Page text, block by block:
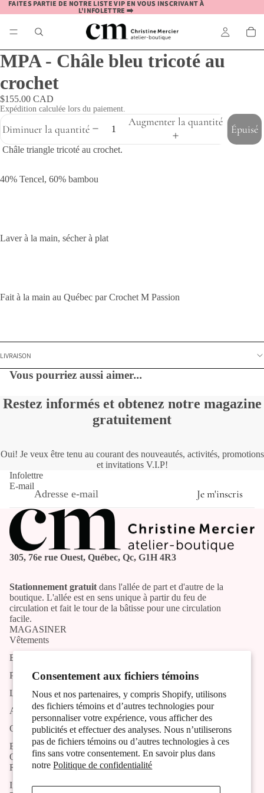
Consentement aux fichiers témoins
Nous et nos partenaires, y compris Shopify, utilisons
des fichiers témoins et d’autres technologies pour
personnaliser votre expérience, vous afficher des
publicités et effectuer des analyses. Nous n’utiliserons
pas de fichiers témoins ou d’autres technologies à ces
fins sans votre consentement. En savoir plus dans
notrePolitique de confidentialité
FAITES PARTIE DE NOTRE LISTE VIP EN VOUS INSCRIVANT À
L'INFOLETTRE ➡️
FAITES PARTIE DE NOTRE LISTE VIP EN VOUS INSCRIVANT À
L'INFOLETTRE ➡️
MPA - Châle bleu tricoté au
crochet
$155.00 CAD
Expédition calculée lors du paiement.
Diminuer la quantité
Augmenter la quantité
Épuisé
Châle triangle tricoté au crochet.
40% Tencel, 60% bambou
Laver à la main, sécher à plat
Fait à la main au Québec par Crochet M Passion
LIVRAISON
Vous pourriez aussi aimer...
Restez informés et obtenez notre magazine
gratuitement
Oui! Je veux être tenu au courant des nouveautés, activités, promotions
et invitations V.I.P!
Infolettre
E-mail
Je m'inscris
305, 76e rue Ouest, Québec, Qc, G1H 4R3
Stationnement gratuit dans l'allée de part et d'autre de la
boutique. L'allée est en sens unique à partir du feu de
circulation et fait le tour de la bâtisse pour une circulation
facile.
MAGASINER
Vêtements
Bijoux
Produits artisans
Liste des artistes et artisans
Activités
Contact
Blog
OUTILS
Recherche
Inscription à l'infolettre